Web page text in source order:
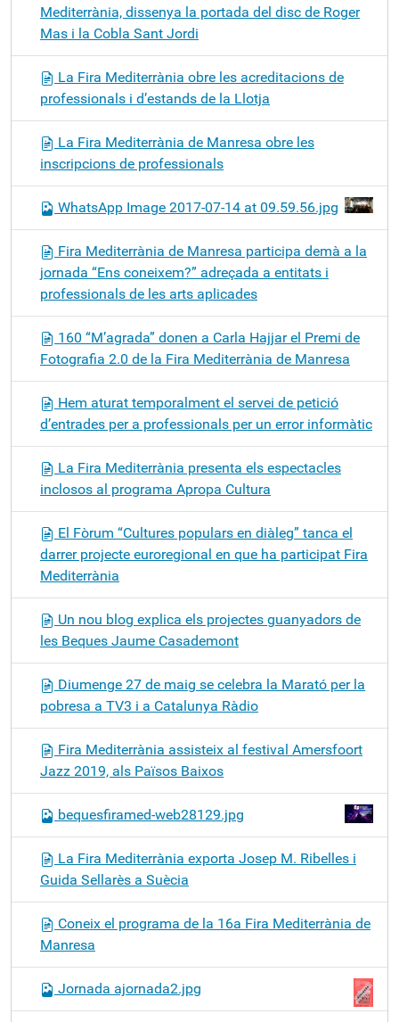
Mediterrània, dissenya la portada del disc de Roger
Mas i la Cobla Sant Jordi
La Fira Mediterrània obre les acreditacions de
professionals i d’estands de la Llotja
La Fira Mediterrània de Manresa obre les
inscripcions de professionals
WhatsApp Image 2017-07-14 at 09.59.56.jpg
Fira Mediterrània de Manresa participa demà a la
jornada “Ens coneixem?” adreçada a entitats i
professionals de les arts aplicades
160 “M’agrada” donen a Carla Hajjar el Premi de
Fotografia 2.0 de la Fira Mediterrània de Manresa
Hem aturat temporalment el servei de petició
d’entrades per a professionals per un error informàtic
La Fira Mediterrània presenta els espectacles
inclosos al programa Apropa Cultura
El Fòrum “Cultures populars en diàleg” tanca el
darrer projecte euroregional en que ha participat Fira
Mediterrània
Un nou blog explica els projectes guanyadors de
les Beques Jaume Casademont
Diumenge 27 de maig se celebra la Marató per la
pobresa a TV3 i a Catalunya Ràdio
Fira Mediterrània assisteix al festival Amersfoort
Jazz 2019, als Països Baixos
bequesfiramed-web28129.jpg
La Fira Mediterrània exporta Josep M. Ribelles i
Guida Sellarès a Suècia
Coneix el programa de la 16a Fira Mediterrània de
Manresa
Jornada ajornada2.jpg